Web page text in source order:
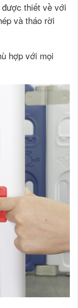
được thiết về với
và tháo rời
hợp với mọi